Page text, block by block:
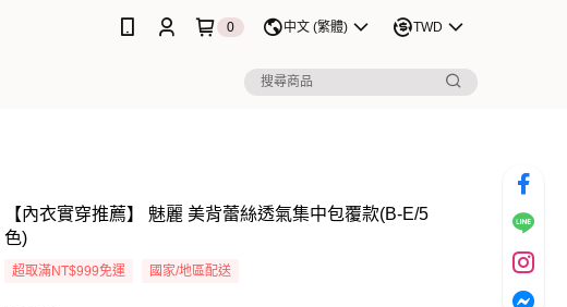
0 中文 (繁體) TWD
【內衣實穿推薦】 魅麗 美背蕾絲透氣集中包覆款(B-E/5
色)
超取滿NT$999免運 國家/地區配送